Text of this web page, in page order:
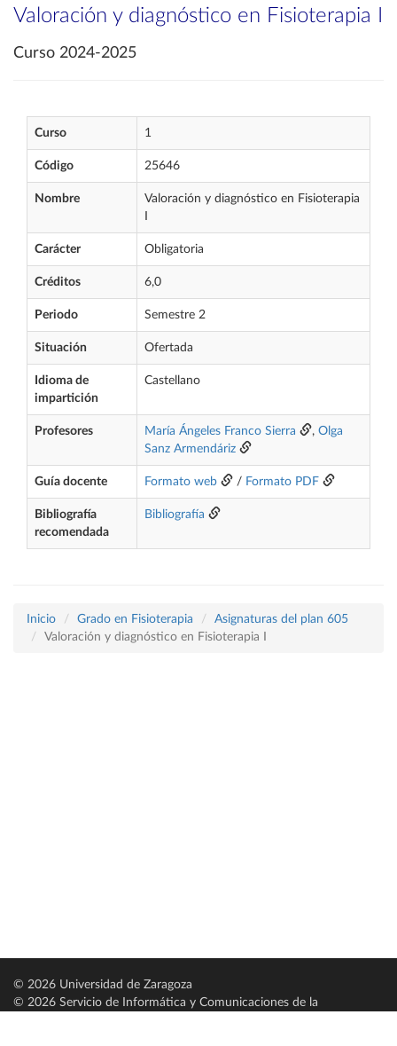
Valoración y diagnóstico en Fisioterapia I
Curso 2024-2025
Curso 1
Código 25646
Nombre
Valoración y diagnóstico en Fisioterapia
Carácter Obligatoria
Créditos 6,0
Periodo Semestre 2
Situación Ofertada
Idioma de
impartición
Castellano
Profesores María Ángeles Franco Sierra , Olga
Sanz Armendáriz
Guía docente Formato web / Formato PDF
Bibliografía
recomendada
Bibliografía
Inicio Grado en Fisioterapia
Asignaturas del plan 605
Valoración y diagnóstico en Fisioterapia I
© 2026 Universidad de Zaragoza
© 2026 Servicio de Informática y Comunicaciones de la